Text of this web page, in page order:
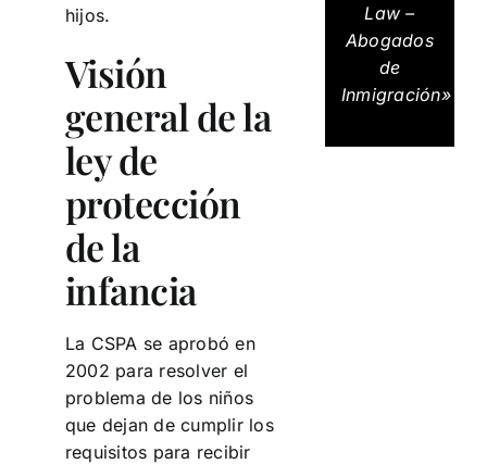
hijos.
Visión
general de la
ley de
protección
de la
infancia
La CSPA se aprobó en
2002 para resolver el
problema de los niños
que dejan de cumplir los
requisitos para recibir
Law –
Abogados
de
Inmigración»